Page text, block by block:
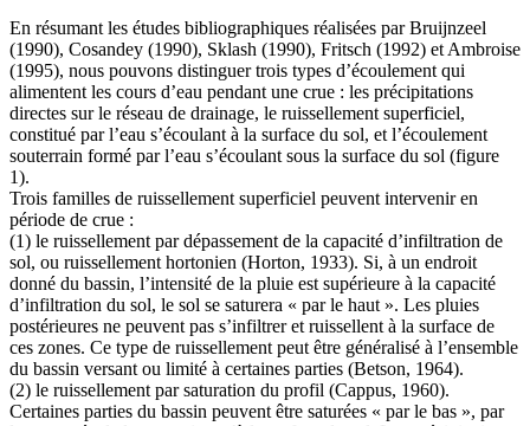
En résumant les études bibliographiques réalisées par Bruijnzeel
(1990), Cosandey (1990), Sklash (1990), Fritsch (1992) et Ambroise
(1995), nous pouvons distinguer trois types d’écoulement qui
alimentent les cours d’eau pendant une crue : les précipitations
directes sur le réseau de drainage, le ruissellement superficiel,
constitué par l’eau s’écoulant à la surface du sol, et l’écoulement
souterrain formé par l’eau s’écoulant sous la surface du sol (figure
1).
Trois familles de ruissellement superficiel peuvent intervenir en
période de crue :
(1) le ruissellement par dépassement de la capacité d’infiltration de
sol, ou ruissellement hortonien (Horton, 1933). Si, à un endroit
donné du bassin, l’intensité de la pluie est supérieure à la capacité
d’infiltration du sol, le sol se saturera « par le haut ». Les pluies
postérieures ne peuvent pas s’infiltrer et ruissellent à la surface de
ces zones. Ce type de ruissellement peut être généralisé à l’ensemble
du bassin versant ou limité à certaines parties (Betson, 1964).
(2) le ruissellement par saturation du profil (Cappus, 1960).
Certaines parties du bassin peuvent être saturées « par le bas », par